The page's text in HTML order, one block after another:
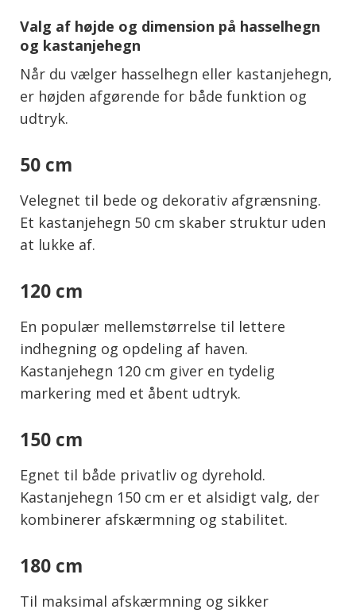
Valg af højde og dimension på hasselhegn
og kastanjehegn
Når du vælger hasselhegn eller kastanjehegn,
er højden afgørende for både funktion og
udtryk.
50 cm
Velegnet til bede og dekorativ afgrænsning.
Et kastanjehegn 50 cm skaber struktur uden
at lukke af.
120 cm
En populær mellemstørrelse til lettere
indhegning og opdeling af haven.
Kastanjehegn 120 cm giver en tydelig
markering med et åbent udtryk.
150 cm
Egnet til både privatliv og dyrehold.
Kastanjehegn 150 cm er et alsidigt valg, der
kombinerer afskærmning og stabilitet.
180 cm
Til maksimal afskærmning og sikker